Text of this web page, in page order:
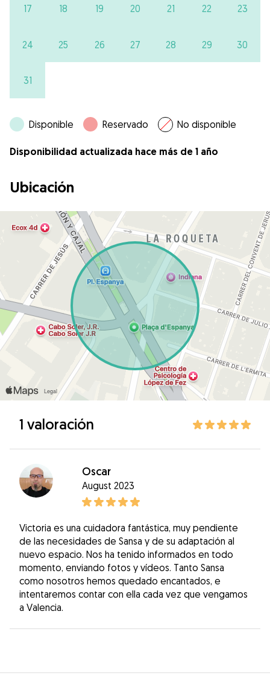
17 18 19 20 21 22 23
24 25 26 27 28 29 30
31
Disponible Reservado No disponible
Disponibilidad actualizada hace más de 1 año
Ubicación
1 valoración
Oscar
August 2023
Victoria es una cuidadora fantástica, muy pendiente
de las necesidades de Sansa y de su adaptación al
nuevo espacio. Nos ha tenido informados en todo
momento, enviando fotos y vídeos. Tanto Sansa
como nosotros hemos quedado encantados, e
intentaremos contar con ella cada vez que vengamos
a Valencia.